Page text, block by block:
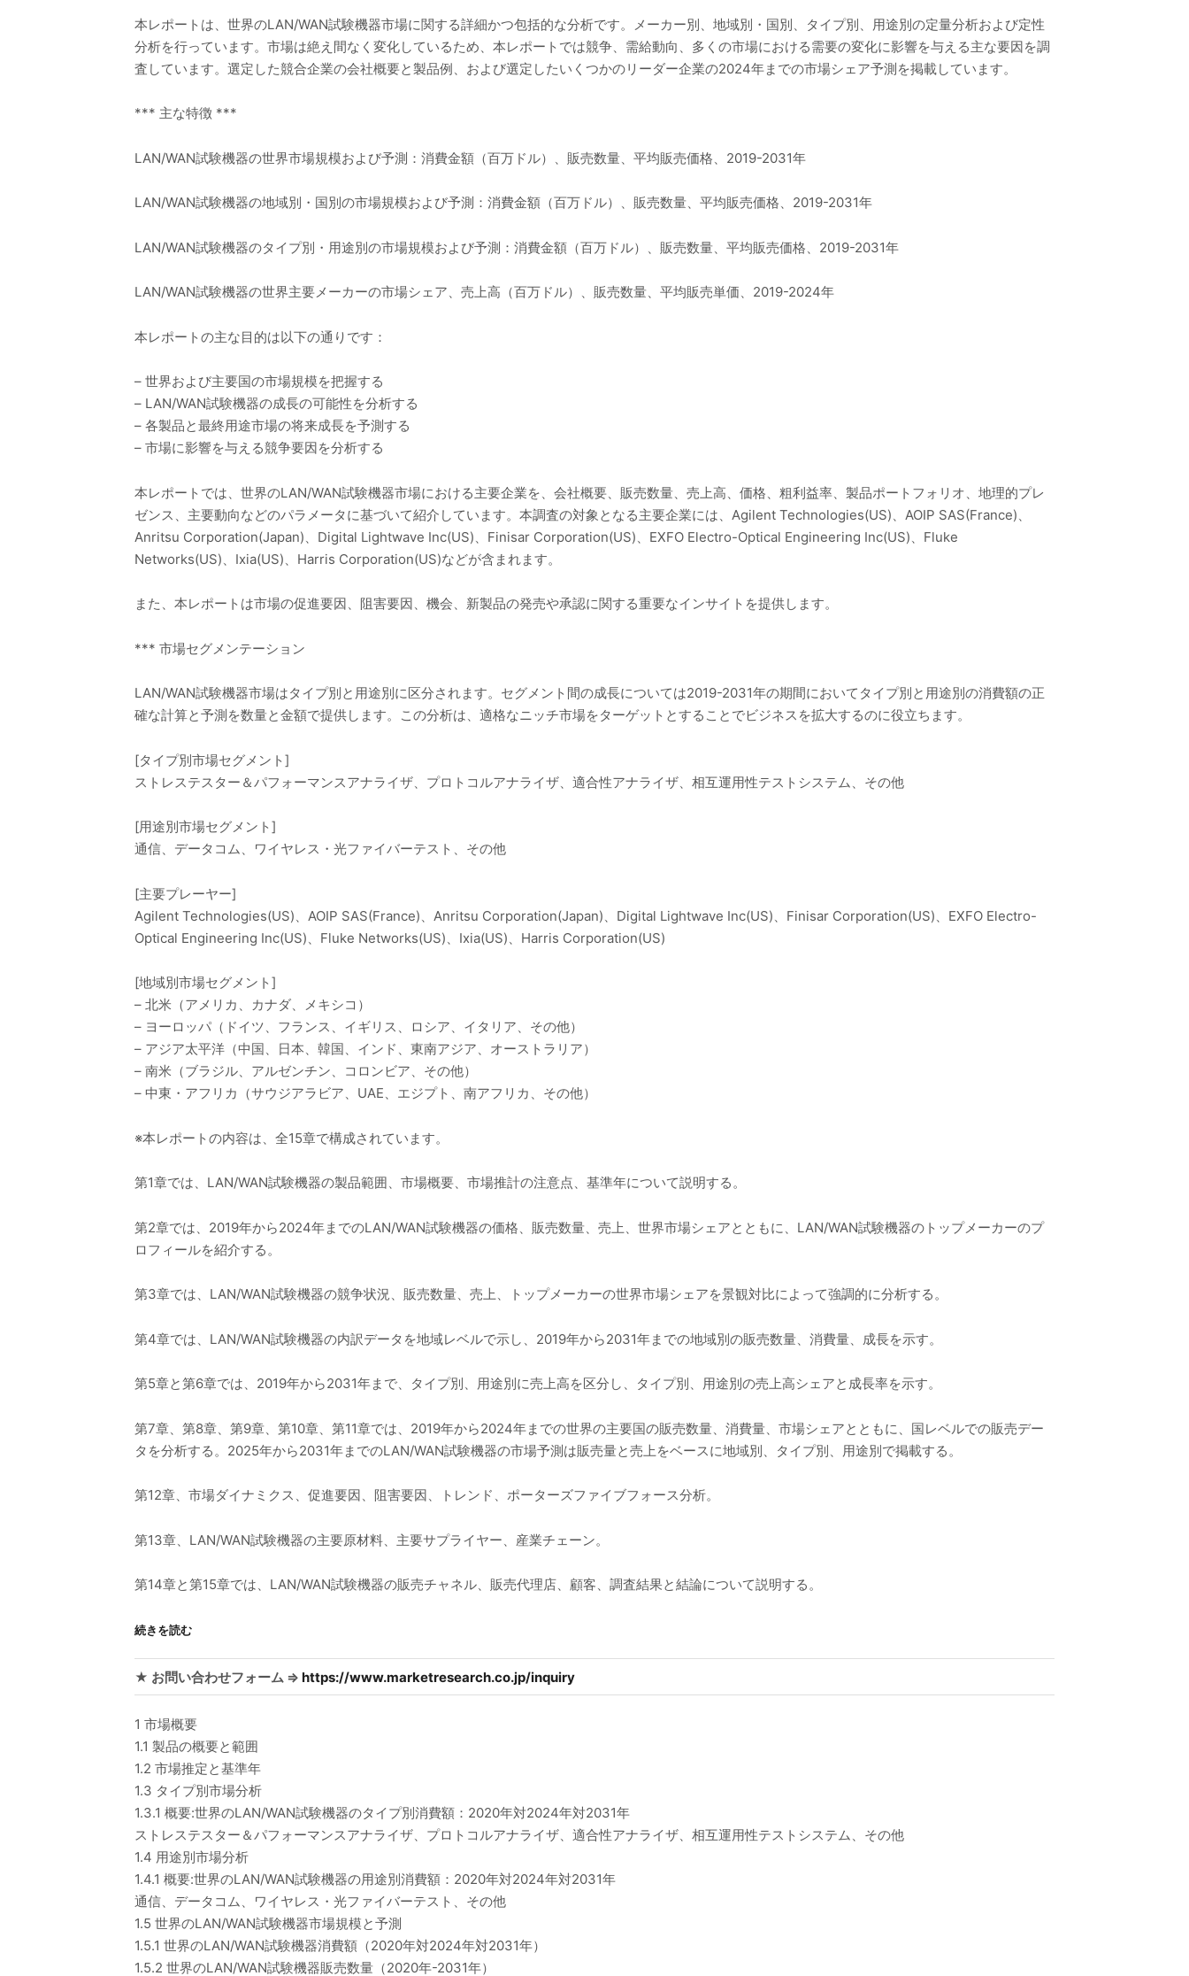
本レポートは、世界のLAN/WAN試験機器市場に関する詳細かつ包括的な分析です。メーカー別、地域別・国別、タイプ別、用途別の定量分析および定性
分析を行っています。市場は絶え間なく変化しているため、本レポートでは競争、需給動向、多くの市場における需要の変化に影響を与える主な要因を調
査しています。選定した競合企業の会社概要と製品例、および選定したいくつかのリーダー企業の2024年までの市場シェア予測を掲載しています。
*** 主な特徴 ***
LAN/WAN試験機器の世界市場規模および予測：消費金額（百万ドル）、販売数量、平均販売価格、2019-2031年
LAN/WAN試験機器の地域別・国別の市場規模および予測：消費金額（百万ドル）、販売数量、平均販売価格、2019-2031年
LAN/WAN試験機器のタイプ別・用途別の市場規模および予測：消費金額（百万ドル）、販売数量、平均販売価格、2019-2031年
LAN/WAN試験機器の世界主要メーカーの市場シェア、売上高（百万ドル）、販売数量、平均販売単価、2019-2024年
本レポートの主な目的は以下の通りです：
– 世界および主要国の市場規模を把握する
– LAN/WAN試験機器の成長の可能性を分析する
– 各製品と最終用途市場の将来成長を予測する
– 市場に影響を与える競争要因を分析する
本レポートでは、世界のLAN/WAN試験機器市場における主要企業を、会社概要、販売数量、売上高、価格、粗利益率、製品ポートフォリオ、地理的プレ
ゼンス、主要動向などのパラメータに基づいて紹介しています。本調査の対象となる主要企業には、Agilent Technologies(US)、AOIP SAS(France)、
Anritsu Corporation(Japan)、Digital Lightwave Inc(US)、Finisar Corporation(US)、EXFO Electro-Optical Engineering Inc(US)、Fluke
Networks(US)、Ixia(US)、Harris Corporation(US)などが含まれます。
また、本レポートは市場の促進要因、阻害要因、機会、新製品の発売や承認に関する重要なインサイトを提供します。
*** 市場セグメンテーション
LAN/WAN試験機器市場はタイプ別と用途別に区分されます。セグメント間の成長については2019-2031年の期間においてタイプ別と用途別の消費額の正
確な計算と予測を数量と金額で提供します。この分析は、適格なニッチ市場をターゲットとすることでビジネスを拡大するのに役立ちます。
[タイプ別市場セグメント]
ストレステスター＆パフォーマンスアナライザ、プロトコルアナライザ、適合性アナライザ、相互運用性テストシステム、その他
[用途別市場セグメント]
通信、データコム、ワイヤレス・光ファイバーテスト、その他
[主要プレーヤー]
Agilent Technologies(US)、AOIP SAS(France)、Anritsu Corporation(Japan)、Digital Lightwave Inc(US)、Finisar Corporation(US)、EXFO Electro-
Optical Engineering Inc(US)、Fluke Networks(US)、Ixia(US)、Harris Corporation(US)
[地域別市場セグメント]
– 北米（アメリカ、カナダ、メキシコ）
– ヨーロッパ（ドイツ、フランス、イギリス、ロシア、イタリア、その他）
– アジア太平洋（中国、日本、韓国、インド、東南アジア、オーストラリア）
– 南米（ブラジル、アルゼンチン、コロンビア、その他）
– 中東・アフリカ（サウジアラビア、UAE、エジプト、南アフリカ、その他）
※本レポートの内容は、全15章で構成されています。
第1章では、LAN/WAN試験機器の製品範囲、市場概要、市場推計の注意点、基準年について説明する。
第2章では、2019年から2024年までのLAN/WAN試験機器の価格、販売数量、売上、世界市場シェアとともに、LAN/WAN試験機器のトップメーカーのプ
ロフィールを紹介する。
第3章では、LAN/WAN試験機器の競争状況、販売数量、売上、トップメーカーの世界市場シェアを景観対比によって強調的に分析する。
第4章では、LAN/WAN試験機器の内訳データを地域レベルで示し、2019年から2031年までの地域別の販売数量、消費量、成長を示す。
第5章と第6章では、2019年から2031年まで、タイプ別、用途別に売上高を区分し、タイプ別、用途別の売上高シェアと成長率を示す。
第7章、第8章、第9章、第10章、第11章では、2019年から2024年までの世界の主要国の販売数量、消費量、市場シェアとともに、国レベルでの販売デー
タを分析する。2025年から2031年までのLAN/WAN試験機器の市場予測は販売量と売上をベースに地域別、タイプ別、用途別で掲載する。
第12章、市場ダイナミクス、促進要因、阻害要因、トレンド、ポーターズファイブフォース分析。
第13章、LAN/WAN試験機器の主要原材料、主要サプライヤー、産業チェーン。
第14章と第15章では、LAN/WAN試験機器の販売チャネル、販売代理店、顧客、調査結果と結論について説明する。
続きを読む
★ お問い合わせフォーム ⇒ https://www.marketresearch.co.jp/inquiry
1 市場概要
1.1 製品の概要と範囲
1.2 市場推定と基準年
1.3 タイプ別市場分析
1.3.1 概要:世界のLAN/WAN試験機器のタイプ別消費額：2020年対2024年対2031年
ストレステスター＆パフォーマンスアナライザ、プロトコルアナライザ、適合性アナライザ、相互運用性テストシステム、その他
1.4 用途別市場分析
1.4.1 概要:世界のLAN/WAN試験機器の用途別消費額：2020年対2024年対2031年
通信、データコム、ワイヤレス・光ファイバーテスト、その他
1.5 世界のLAN/WAN試験機器市場規模と予測
1.5.1 世界のLAN/WAN試験機器消費額（2020年対2024年対2031年）
1.5.2 世界のLAN/WAN試験機器販売数量（2020年-2031年）